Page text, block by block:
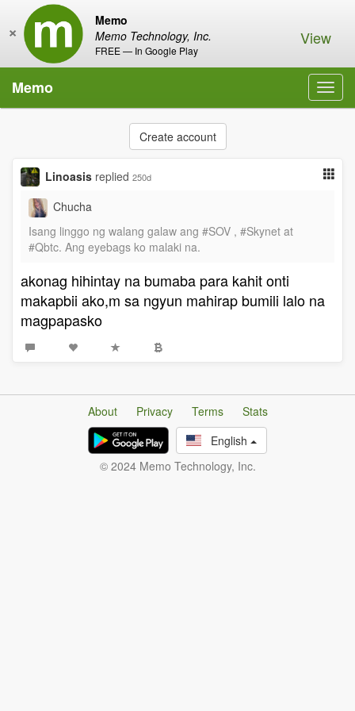
Memo
Memo Technology, Inc.
FREE — In Google Play
× View
Memo
Create account
Linoasis replied 250d
Chucha
Isang linggo ng walang galaw ang #SOV , #Skynet at
#Qbtc. Ang eyebags ko malaki na.
akonag hihintay na bumaba para kahit onti
makapbii ako,m sa ngyun mahirap bumili lalo na
magpapasko
About Privacy Terms
Stats
English
© 2024 Memo Technology, Inc.